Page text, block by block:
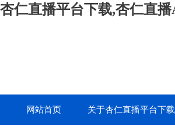
杏仁直播平台下载,杏仁直
网站首页 关于杏仁直播平台下载